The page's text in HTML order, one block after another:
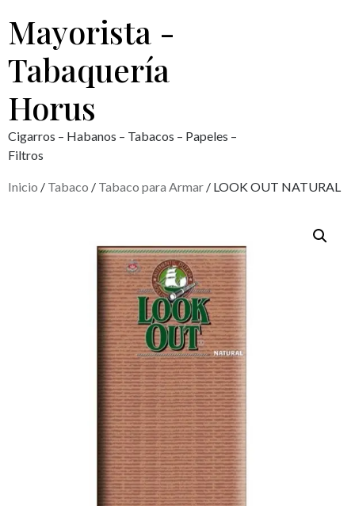
Mayorista -
Tabaquería
Horus
Cigarros – Habanos – Tabacos – Papeles –
Filtros
Inicio / Tabaco / Tabaco para Armar / LOOK OUT NATURAL